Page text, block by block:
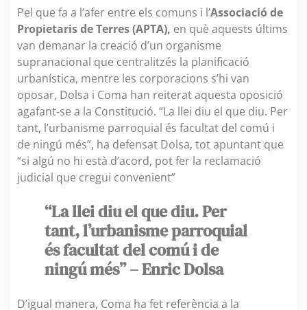
Pel que fa a l’afer entre els comuns i l’Associació de
Propietaris de Terres (APTA), en què aquests últims
van demanar la creació d’un organisme
supranacional que centralitzés la planificació
urbanística, mentre les corporacions s’hi van
oposar, Dolsa i Coma han reiterat aquesta oposició
agafant-se a la Constitució. “La llei diu el que diu. Per
tant, l’urbanisme parroquial és facultat del comú i
de ningú més”, ha defensat Dolsa, tot apuntant que
“si algú no hi està d’acord, pot fer la reclamació
judicial que cregui convenient”
“La llei diu el que diu. Per
tant, l’urbanisme parroquial
és facultat del comú i de
ningú més” – Enric Dolsa
D’igual manera, Coma ha fet referència a la